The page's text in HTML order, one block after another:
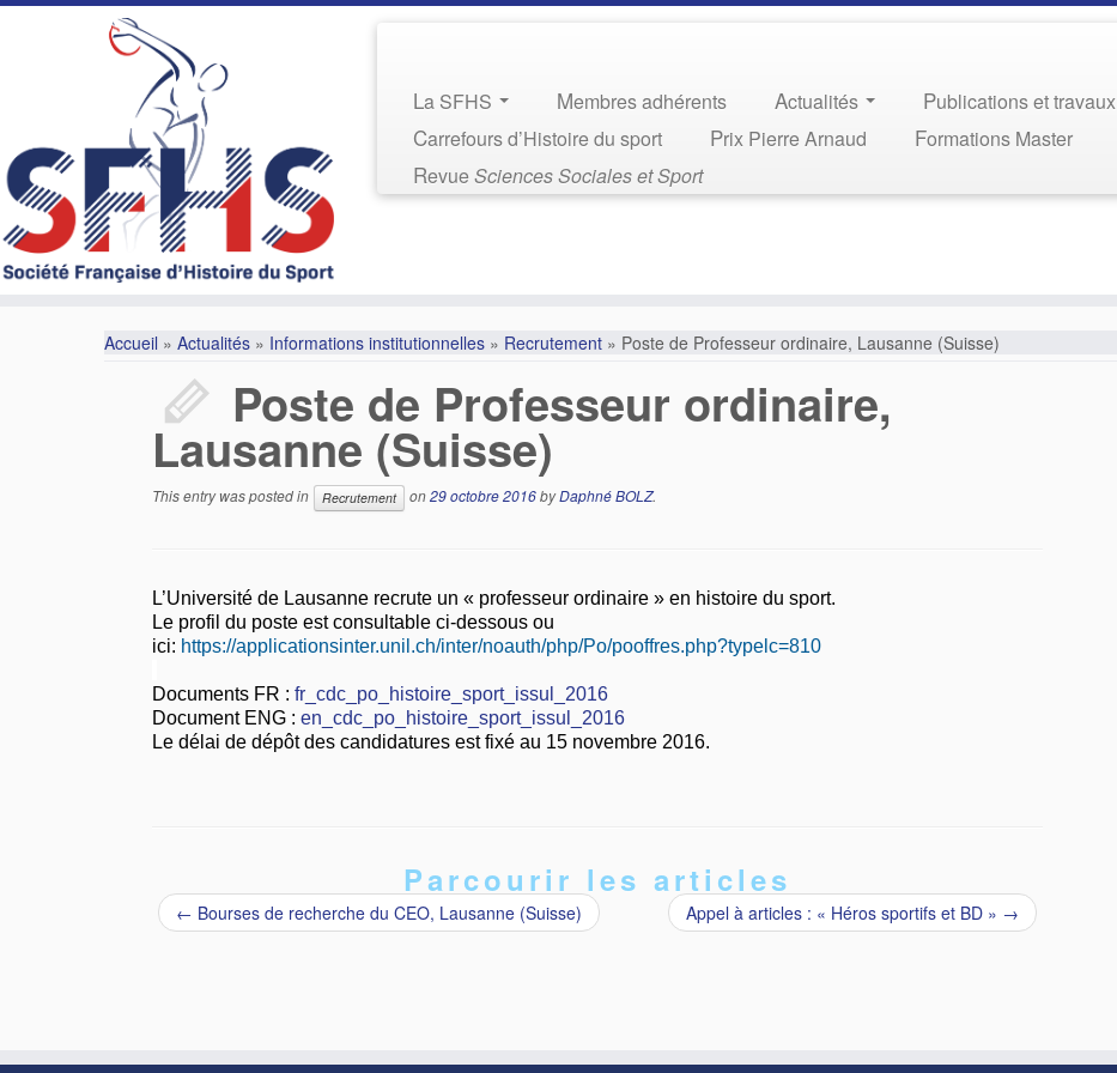
La SFHS Membres adhérents Actualités
Publications et travaux
Carrefours d’Histoire du sport
Prix Pierre Arnaud
Formations Master
RevueSciences Sociales et Sport
Accueil » Actualités » Informations institutionnelles » Recrutement » Poste de Professeur ordinaire, Lausanne (Suisse)
Poste de Professeur ordinaire,
Lausanne (Suisse)
This entry was posted in Recrutement on29 octobre 2016byDaphné BOLZ.
L’Université de Lausanne recrute un « professeur ordinaire » en histoire du sport.
Le profil du poste est consultable ci-dessous ou
ici: https://applicationsinter.unil.ch/inter/noauth/php/Po/pooffres.php?typelc=810
Documents FR : fr_cdc_po_histoire_sport_issul_2016
Document ENG : en_cdc_po_histoire_sport_issul_2016
Le délai de dépôt des candidatures est fixé au 15 novembre 2016.
Parcourir les articles
← Bourses de recherche du CEO, Lausanne (Suisse) Appel à articles : « Héros sportifs et BD » →